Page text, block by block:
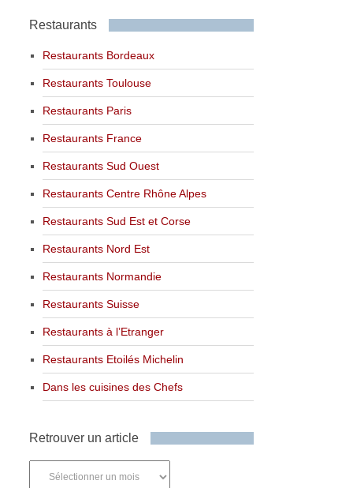
Restaurants
Restaurants Bordeaux
Restaurants Toulouse
Restaurants Paris
Restaurants France
Restaurants Sud Ouest
Restaurants Centre Rhône Alpes
Restaurants Sud Est et Corse
Restaurants Nord Est
Restaurants Normandie
Restaurants Suisse
Restaurants à l’Etranger
Restaurants Etoilés Michelin
Dans les cuisines des Chefs
Retrouver un article